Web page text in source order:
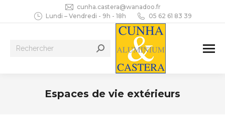
cunha.castera@wanadoo.fr
Lundi – Vendredi - 9h - 18h
05 62 61 83 39
Recherche
Espaces de vie extérieurs